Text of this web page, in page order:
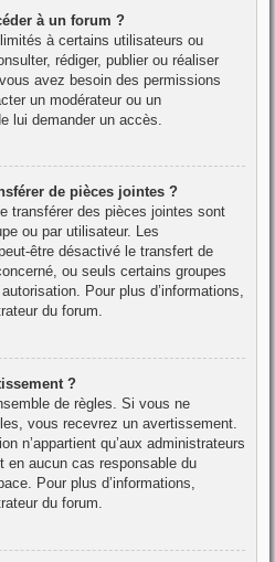
à un forum ?
à certains utilisateurs ou
rédiger, publier ou réaliser
avez besoin des permissions
un modérateur ou un
lui demander un accès.
de pièces jointes ?
transférer des pièces jointes sont
ou par utilisateur. Les
être désactivé le transfert de
ou seuls certains groupes
Pour plus d’informations,
du forum.
?
de règles. Si vous ne
vous recevrez un avertissement.
n’appartient qu’aux administrateurs
en aucun cas responsable du
Pour plus d’informations,
du forum.